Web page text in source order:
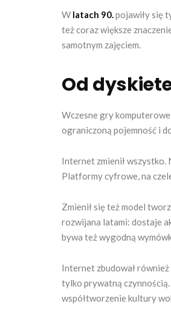
W latach 90.pojawiły się
też coraz większe
samotnym zajęciem.
Od
Wczesne gry
ograniczoną pojemność i
Internet zmienił wszystko.
Platformy cyfrowe, na
Zmienił się też model
rozwijana latami: dostaje
bywa też wygodną
Internet zbudował
tylko prywatną
współtworzenie kultury